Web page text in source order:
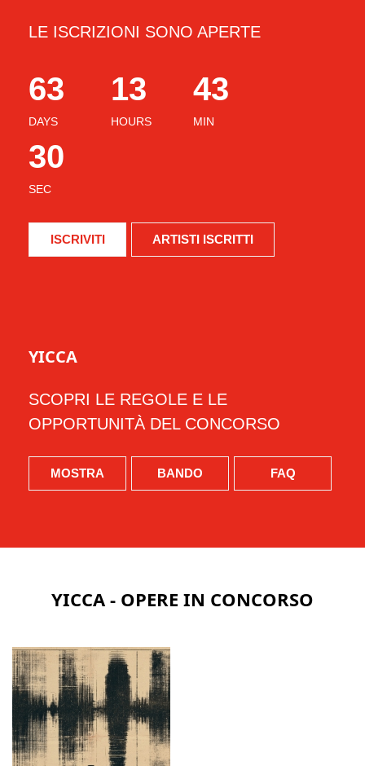
LE ISCRIZIONI SONO APERTE
63
DAYS
13
HOURS
43
MIN
29
SEC
ISCRIVITI ARTISTI ISCRITTI
YICCA
SCOPRI LE REGOLE E LE
OPPORTUNITÀ DEL CONCORSO
MOSTRA BANDO FAQ
YICCA - OPERE IN CONCORSO